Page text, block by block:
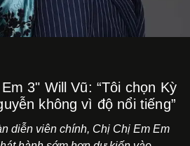
3" Will Vũ: “Tôi chọn Kỳ
không vì độ nổi tiếng”
diễn viên chính, Chị Chị Em Em